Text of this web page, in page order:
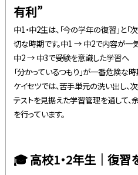
有利”
中1・中2生は、「今の学年の復習」と
切な時期です。中1 → 中2で内容が一
中2 → 中3で受験を意識した学習へ
「分かっているつもり」が一番危険な時
ケイセツでは、苦手単元の洗い出し、
テストを見据えた学習管理を通して
を行っています。
🎓 高校1・2年生｜復習